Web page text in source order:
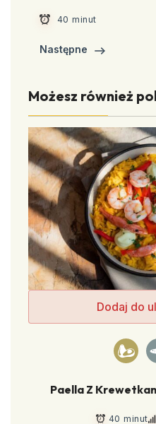
40 minut
Następne
Możesz również
Dodaj do
Paella Z
40 minut